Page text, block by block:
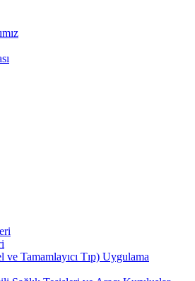
Tamamlayıcı Tıp) Uygulama